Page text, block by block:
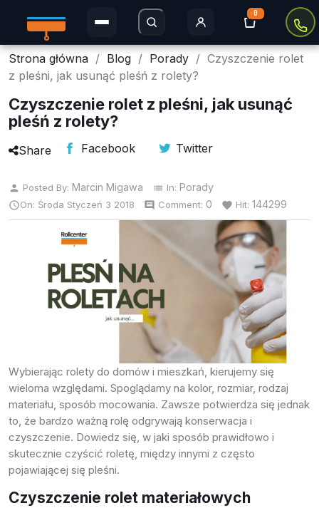
0
Rolety Dzień i Noc
Rolety w kasecie
Plisy
Rolety zaciemniające
Rolety Thermo
Rolety dachowe
Moskitiery
Strona główna Blog Porady
Czyszczenie rolet
z pleśni, jak usunąć pleśń z rolety?
Czyszczenie rolet z pleśni, jak usunąć
pleśń z rolety?
Share Facebook Twitter
person Posted By: Marcin Migawa list In: Porady
On: Środa Styczeń 3 2018 comment Comment: 0 favorite Hit: 144299
Wybierając rolety do domów i mieszkań, kierujemy się
wieloma względami. Spoglądamy na kolor, rozmiar, rodzaj
materiału, sposób mocowania. Zawsze potwierdza się jednak
to, że bardzo ważną rolę odgrywają konserwacja i
czyszczenie. Dowiedz się, w jaki sposób prawidłowo i
skutecznie czyścić roletę, między innymi z często
pojawiającej się pleśni.
Czyszczenie rolet materiałowych